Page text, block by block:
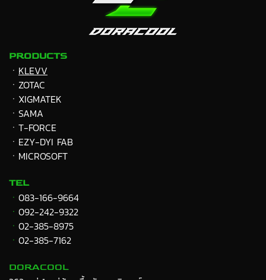
PRODUCTS
ㆍ KLEVV
ㆍZOTAC
ㆍXIGMATEK
ㆍ SAMA
ㆍT-FORCE
ㆍEZY-DYI FAB
ㆍMICROSOFT
TEL
ㆍ 083-166-9664
ㆍ 092-242-9322
ㆍ 02-385-8975
ㆍ 02-385-7162
DORACOOL